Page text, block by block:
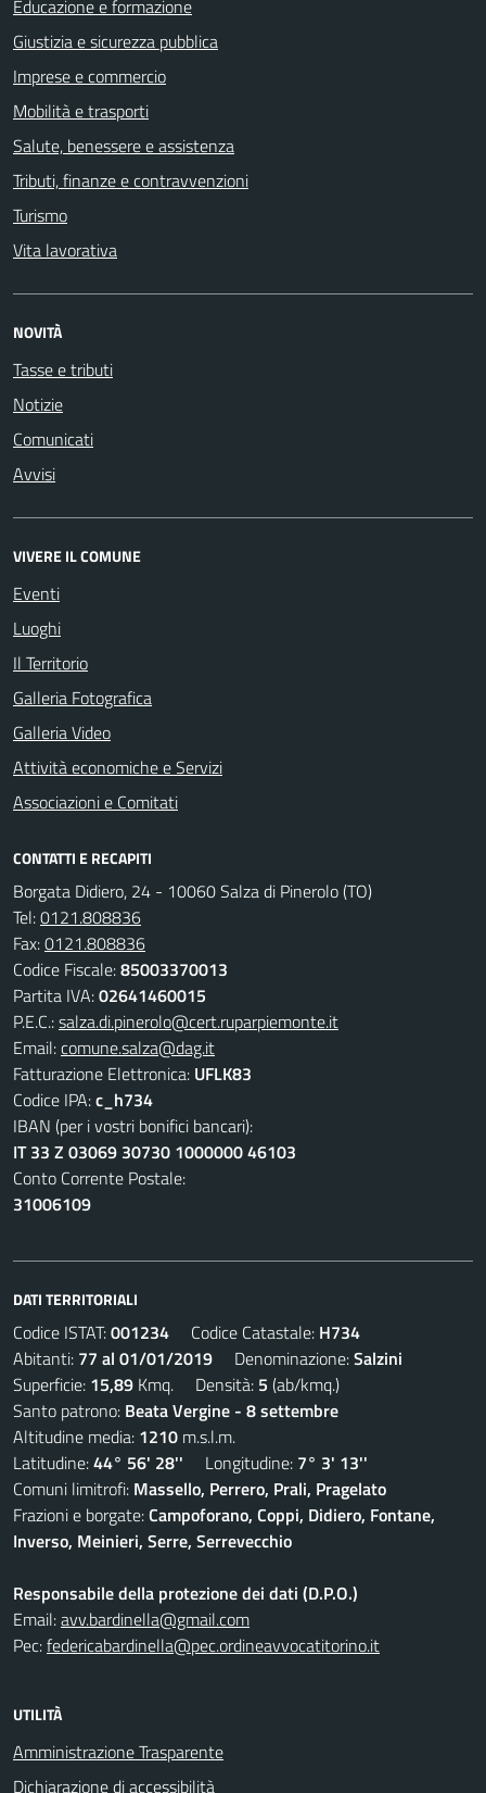
Educazione e formazione
Giustizia e sicurezza pubblica
Imprese e commercio
Mobilità e trasporti
Salute, benessere e assistenza
Tributi, finanze e contravvenzioni
Turismo
Vita lavorativa
NOVITÀ
Tasse e tributi
Notizie
Comunicati
Avvisi
VIVERE IL COMUNE
Eventi
Luoghi
Il Territorio
Galleria Fotografica
Galleria Video
Attività economiche e Servizi
Associazioni e Comitati
CONTATTI E RECAPITI
Borgata Didiero, 24 - 10060 Salza di Pinerolo (TO)
Tel:0121.808836
Fax:0121.808836
Codice Fiscale:85003370013
Partita IVA:02641460015
P.E.C.:salza.di.pinerolo@cert.ruparpiemonte.it
Email:comune.salza@dag.it
Fatturazione Elettronica: UFLK83
Codice IPA:c_h734
IBAN (per i vostri bonifici bancari):
IT 33 Z 03069 30730 1000000 46103
Conto Corrente Postale:
31006109
DATI TERRITORIALI
Codice ISTAT:001234 Codice Catastale: H734
Abitanti: 77 al 01/01/2019 Denominazione:Salzini
Superficie: 15,89 Kmq. Densità: 5 (ab/kmq.)
Santo patrono: Beata Vergine - 8 settembre
Altitudine media: 1210 m.s.l.m.
Latitudine:44° 56' 28'' Longitudine: 7° 3' 13''
Comuni limitrofi: Massello, Perrero, Prali, Pragelato
Frazioni e borgate:Campoforano, Coppi, Didiero, Fontane,
Inverso, Meinieri, Serre, Serrevecchio
Responsabile della protezione dei dati (D.P.O.)
Email:avv.bardinella@gmail.com
Pec:federicabardinella@pec.ordineavvocatitorino.it
UTILITÀ
Amministrazione Trasparente
Dichiarazione di accessibilità